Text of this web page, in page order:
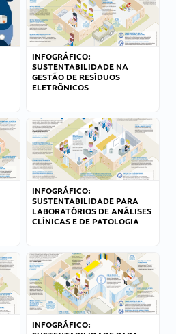
INFOGRÁFICO:
SUSTENTABILIDADE NA
GESTÃO DE RESÍDUOS
ELETRÔNICOS
INFOGRÁFICO:
SUSTENTABILIDADE PARA
LABORATÓRIOS DE ANÁLISES
CLÍNICAS E DE PATOLOGIA
INFOGRÁFICO: